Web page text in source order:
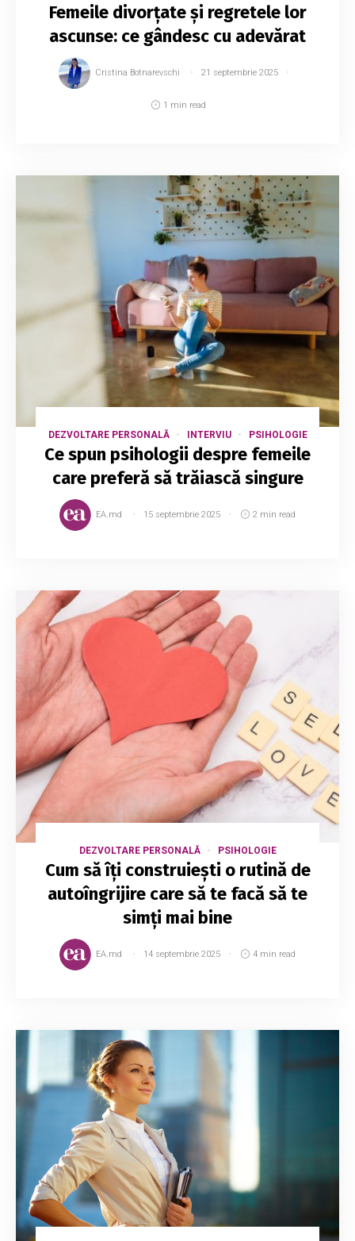
Femeile divorțate și regretele lor
ascunse: ce gândesc cu adevărat
Cristina Botnarevschi 21 septembrie 2025
1 min read
DEZVOLTARE PERSONALĂ INTERVIU PSIHOLOGIE
Ce spun psihologii despre femeile
care preferă să trăiască singure
EA.md 15 septembrie 2025 2 min read
DEZVOLTARE PERSONALĂ PSIHOLOGIE
Cum să îți construiești o rutină de
autoîngrijire care să te facă să te
simți mai bine
EA.md 14 septembrie 2025 4 min read